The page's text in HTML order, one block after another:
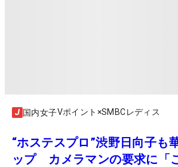
国内女子Vポイント×SMBCレディス
“ホステスプロ”渋野日向子も
ップ カメラマンの要求に「